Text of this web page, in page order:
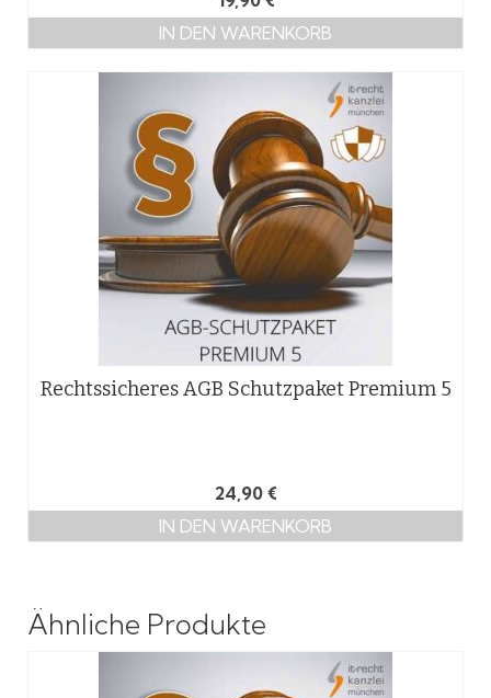
IN DEN WARENKORB
Rechtssicheres AGB Schutzpaket Premium 5
24,90 €
IN DEN WARENKORB
Ähnliche Produkte